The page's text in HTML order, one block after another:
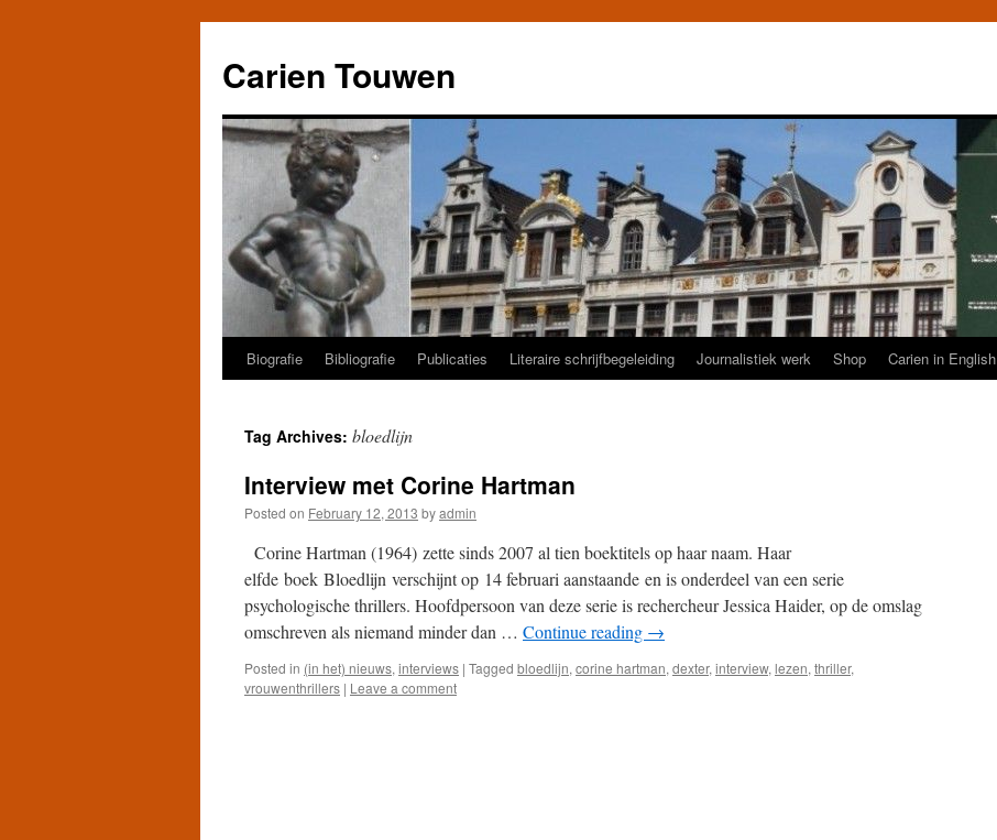
Carien Touwen
Skip
content
Biografie Bibliografie Publicaties Literaire schrijfbegeleiding Journalistiek werk Shop Carien in English
Tag Archives: bloedlijn
Interview met Corine Hartman
Posted on February 12, 2013 byadmin
Corine Hartman (1964) zette sinds 2007 al tien boektitels op haar naam. Haar
elfde boek Bloedlijn verschijnt op 14 februari aanstaande en is onderdeel van een serie
psychologische thrillers. Hoofdpersoon van deze serie is rechercheur Jessica Haider, op de omslag
omschreven als niemand minder dan … Continue reading →
Posted in (in het) nieuws, interviews | Tagged bloedlijn, corine hartman, dexter, interview, lezen, thriller,
vrouwenthrillers | Leave a comment